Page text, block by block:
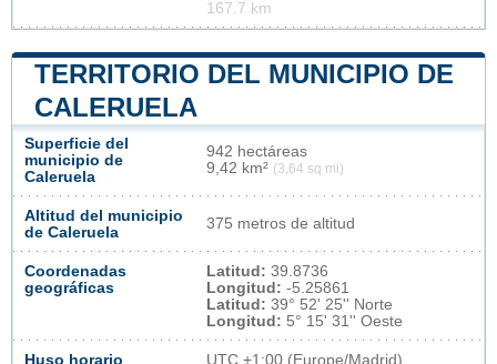
167.7 km
TERRITORIO DEL MUNICIPIO DE
CALERUELA
Superficie del
municipio de
Caleruela
942 hectáreas
9,42 km² (3,64 sq mi)
Altitud del municipio
de Caleruela
375 metros de altitud
Coordenadas
geográficas
Latitud: 39.8736
Longitud: -5.25861
Latitud: 39° 52' 25'' Norte
Longitud: 5° 15' 31'' Oeste
Huso horario UTC +1:00 (Europe/Madrid)